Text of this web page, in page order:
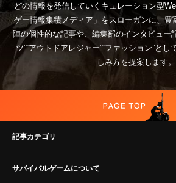
どの情報を発信していくキュレーション型
ゲー情報集積メディア」をスローガンに、豊
陣の個性的な記事や、編集部のインタビュー
ツ”“アウトドアレジャー”“ファッション”と
しみ方を提案します。
記事カテゴリ
NEWS
サバイバルゲームについて